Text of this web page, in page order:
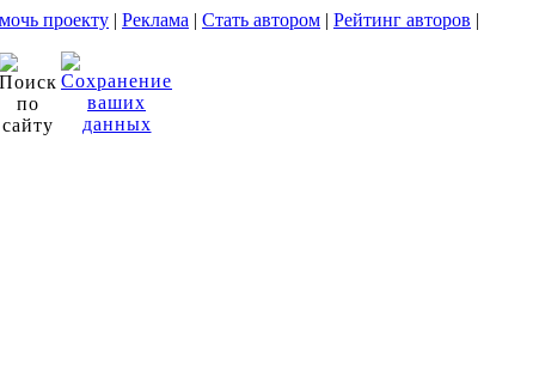
проекту | Реклама | Стать автором | Рейтинг авторов |